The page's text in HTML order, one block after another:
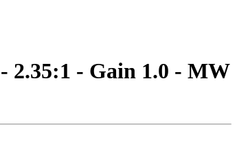
2.35:1 - Gain 1.0 - MW